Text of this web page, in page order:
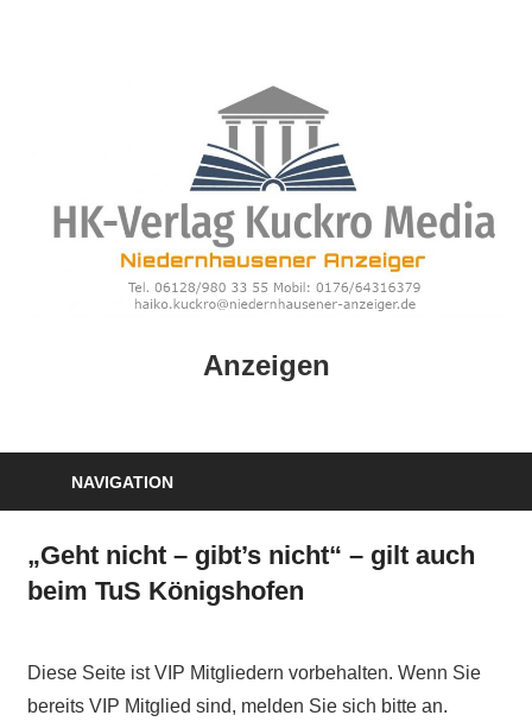
Anzeigen
NAVIGATION
„Geht nicht – gibt’s nicht“ – gilt auch
beim TuS Königshofen
Diese Seite ist VIP Mitgliedern vorbehalten. Wenn Sie
bereits VIP Mitglied sind, melden Sie sich bitte an.